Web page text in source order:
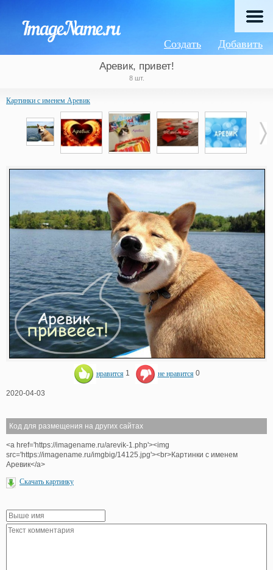
Добавить
Создать
Аревик, привет!
8 шт.
Картинки с именем Аревик
нравится 1 не нравится 0
2020-04-03
Код для размещения на других сайтах
<a href='https://imagename.ru/arevik-1.php'><img
src='https://imagename.ru/imgbig/14125.jpg'><br>Картинки с именем
Аревик</a>
Скачать картинку